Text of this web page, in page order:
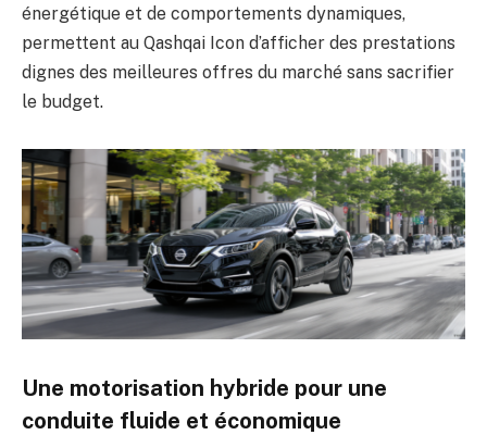
énergétique et de comportements dynamiques,
permettent au Qashqai Icon d’afficher des prestations
dignes des meilleures offres du marché sans sacrifier
le budget.
Une motorisation hybride pour une
conduite fluide et économique